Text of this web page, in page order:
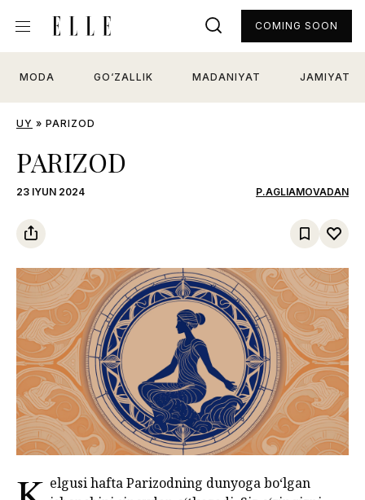
MODA GO‘ZALLIK MADANIYAT JAMIYAT
COMING SOON
UY » PARIZOD
PARIZOD
23 IYUN 2024 P.AGLIAMOVADAN
elgusi hafta Parizodning dunyoga bo‘lgan